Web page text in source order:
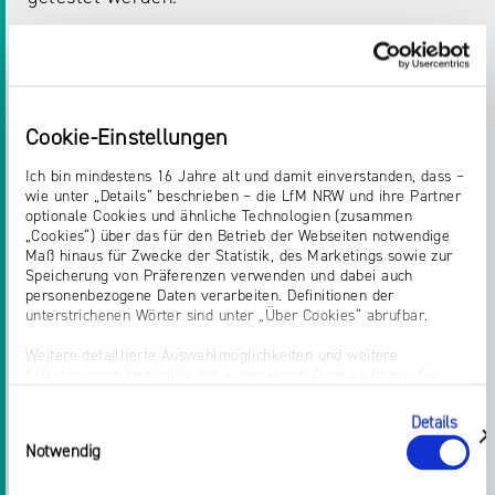
Cookie-Einstellungen
Ich bin mindestens 16 Jahre alt und damit einverstanden, dass –
wie unter „Details“ beschrieben – die LfM NRW und ihre Partner
optionale Cookies und ähnliche Technologien (zusammen
„Cookies“) über das für den Betrieb der Webseiten notwendige
Maß hinaus für Zwecke der Statistik, des Marketings sowie zur
Speicherung von Präferenzen verwenden und dabei auch
personenbezogene Daten verarbeiten. Definitionen der
unterstrichenen Wörter sind unter „Über Cookies“ abrufbar.
Weitere detaillierte Auswahlmöglichkeiten und weitere
„Einwilligung ändern“ in der Datenschutzerklärung aufgerufen
werden. Dort können Sie auch Ihre Einwilligung jederzeit mit
Wirkung für die Zukunft widerrufen. Die vollständige Ablehnung
optionaler Cookies erfolgt über den Button „Nur notwendige
Notwendig
Details
zeigen
Lokale und regionale Nachrichten mit Meldungen
aus NRW, Deutschland und der Welt verbinden.
Angebot „NRW um 5“ von
Kooperationsprojekt birgt einen hohen Mehrwert
für den lokalen Radiomarkt, da es insbesondere
Sendern im lokalen Hörfunk die Möglichkeit zur
Umsetzung eines individualisierten Nachrichten-
Podcasts bietet.
In Workshops, Experimenten und Tests
Partnern konstruktive Werkzeuge für
diese in einer Praxisanleitung - dem Prompt
Book. Zudem entsteht ein Konzept für KI-